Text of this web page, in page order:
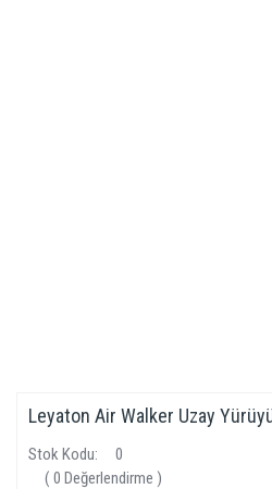
Leyaton Air Walker Uzay
Stok Kodu
0
( 0 Değerlendirme )